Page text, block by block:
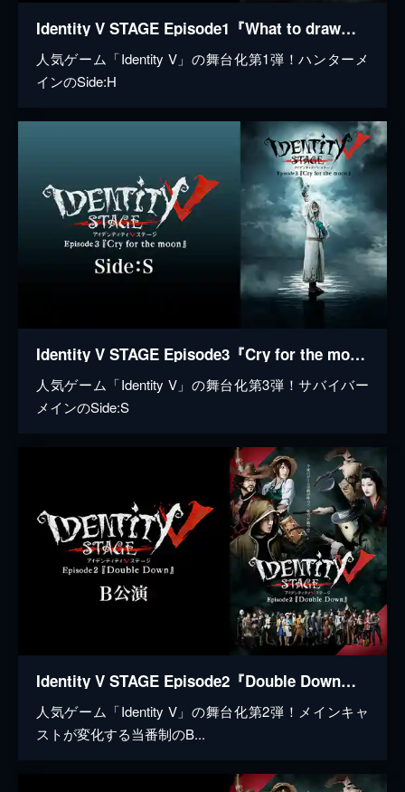
Identity V STAGE Episode1『What to draw』Side:H
人気ゲーム「Identity V」の舞台化第1弾！ハンターメ
インのSide:H
Identity V STAGE Episode3『Cry for the moon』Side:S
人気ゲーム「Identity V」の舞台化第3弾！サバイバー
メインのSide:S
Identity V STAGE Episode2『Double Down』B公演
人気ゲーム「Identity V」の舞台化第2弾！メインキャ
ストが変化する当番制のB...